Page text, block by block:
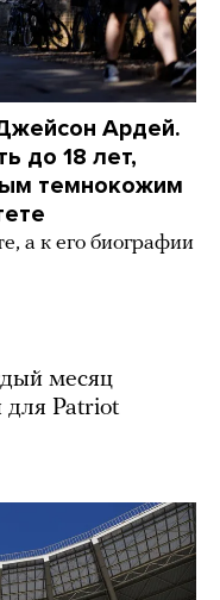
Ардей.
до 18 лет,
темнокожим
а к его биографии
месяц
для Patriot